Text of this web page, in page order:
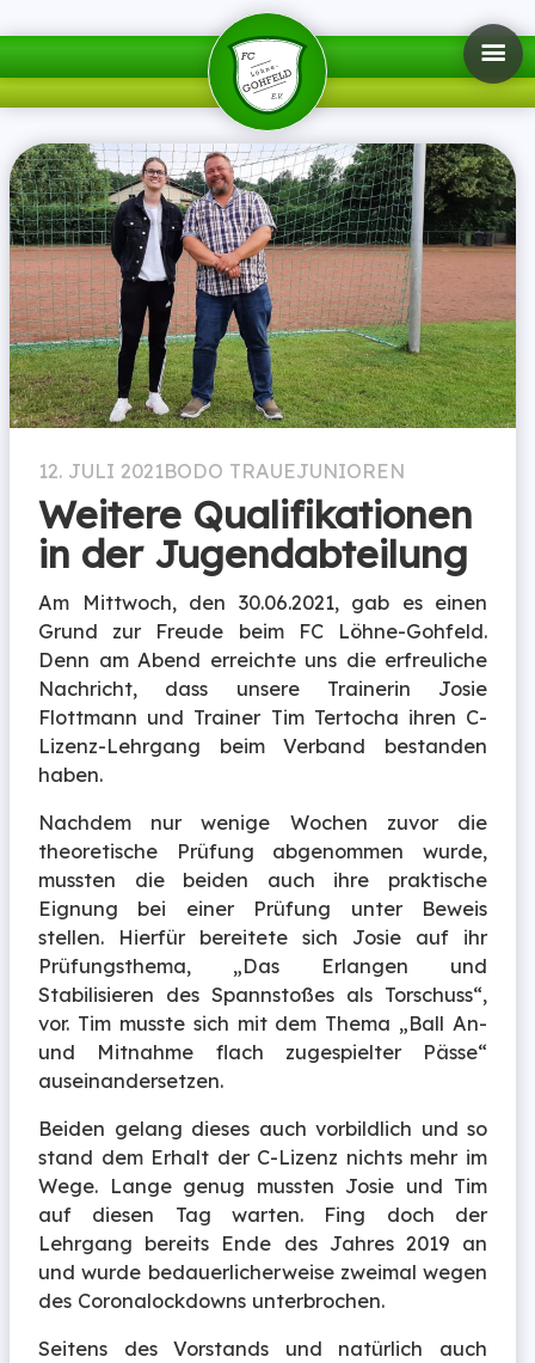
12. JULI 2021BODO TRAUEJUNIOREN
Weitere Qualifikationen
in der Jugendabteilung
Am Mittwoch, den 30.06.2021, gab es einen
Grund zur Freude beim FC Löhne-Gohfeld.
Denn am Abend erreichte uns die erfreuliche
Nachricht, dass unsere Trainerin Josie
Flottmann und Trainer Tim Tertocha ihren C-
Lizenz-Lehrgang beim Verband bestanden
haben.
Nachdem nur wenige Wochen zuvor die
theoretische Prüfung abgenommen wurde,
mussten die beiden auch ihre praktische
Eignung bei einer Prüfung unter Beweis
stellen. Hierfür bereitete sich Josie auf ihr
Prüfungsthema, „Das Erlangen und
Stabilisieren des Spannstoßes als Torschuss“,
vor. Tim musste sich mit dem Thema „Ball An-
und Mitnahme flach zugespielter Pässe“
auseinandersetzen.
Beiden gelang dieses auch vorbildlich und so
stand dem Erhalt der C-Lizenz nichts mehr im
Wege. Lange genug mussten Josie und Tim
auf diesen Tag warten. Fing doch der
Lehrgang bereits Ende des Jahres 2019 an
und wurde bedauerlicherweise zweimal wegen
des Coronalockdowns unterbrochen.
Seitens des Vorstands und natürlich auch